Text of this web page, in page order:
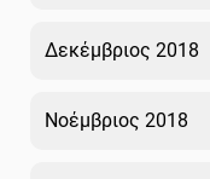
Δεκέμβριος 2018
Νοέμβριος 2018